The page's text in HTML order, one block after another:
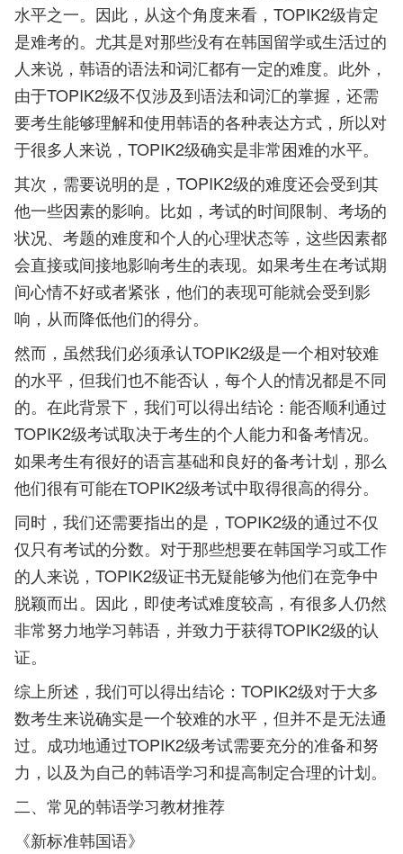
水平之一。因此，从这个角度来看，TOPIK2级肯定
是难考的。尤其是对那些没有在韩国留学或生活过的
人来说，韩语的语法和词汇都有一定的难度。此外，
由于TOPIK2级不仅涉及到语法和词汇的掌握，还需
要考生能够理解和使用韩语的各种表达方式，所以对
于很多人来说，TOPIK2级确实是非常困难的水平。
其次，需要说明的是，TOPIK2级的难度还会受到其
他一些因素的影响。比如，考试的时间限制、考场的
状况、考题的难度和个人的心理状态等，这些因素都
会直接或间接地影响考生的表现。如果考生在考试期
间心情不好或者紧张，他们的表现可能就会受到影
响，从而降低他们的得分。
然而，虽然我们必须承认TOPIK2级是一个相对较难
的水平，但我们也不能否认，每个人的情况都是不同
的。在此背景下，我们可以得出结论：能否顺利通过
TOPIK2级考试取决于考生的个人能力和备考情况。
如果考生有很好的语言基础和良好的备考计划，那么
他们很有可能在TOPIK2级考试中取得很高的得分。
同时，我们还需要指出的是，TOPIK2级的通过不仅
仅只有考试的分数。对于那些想要在韩国学习或工作
的人来说，TOPIK2级证书无疑能够为他们在竞争中
脱颖而出。因此，即使考试难度较高，有很多人仍然
非常努力地学习韩语，并致力于获得TOPIK2级的认
证。
综上所述，我们可以得出结论：TOPIK2级对于大多
数考生来说确实是一个较难的水平，但并不是无法通
过。成功地通过TOPIK2级考试需要充分的准备和努
力，以及为自己的韩语学习和提高制定合理的计划。
二、常见的韩语学习教材推荐
《新标准韩国语》